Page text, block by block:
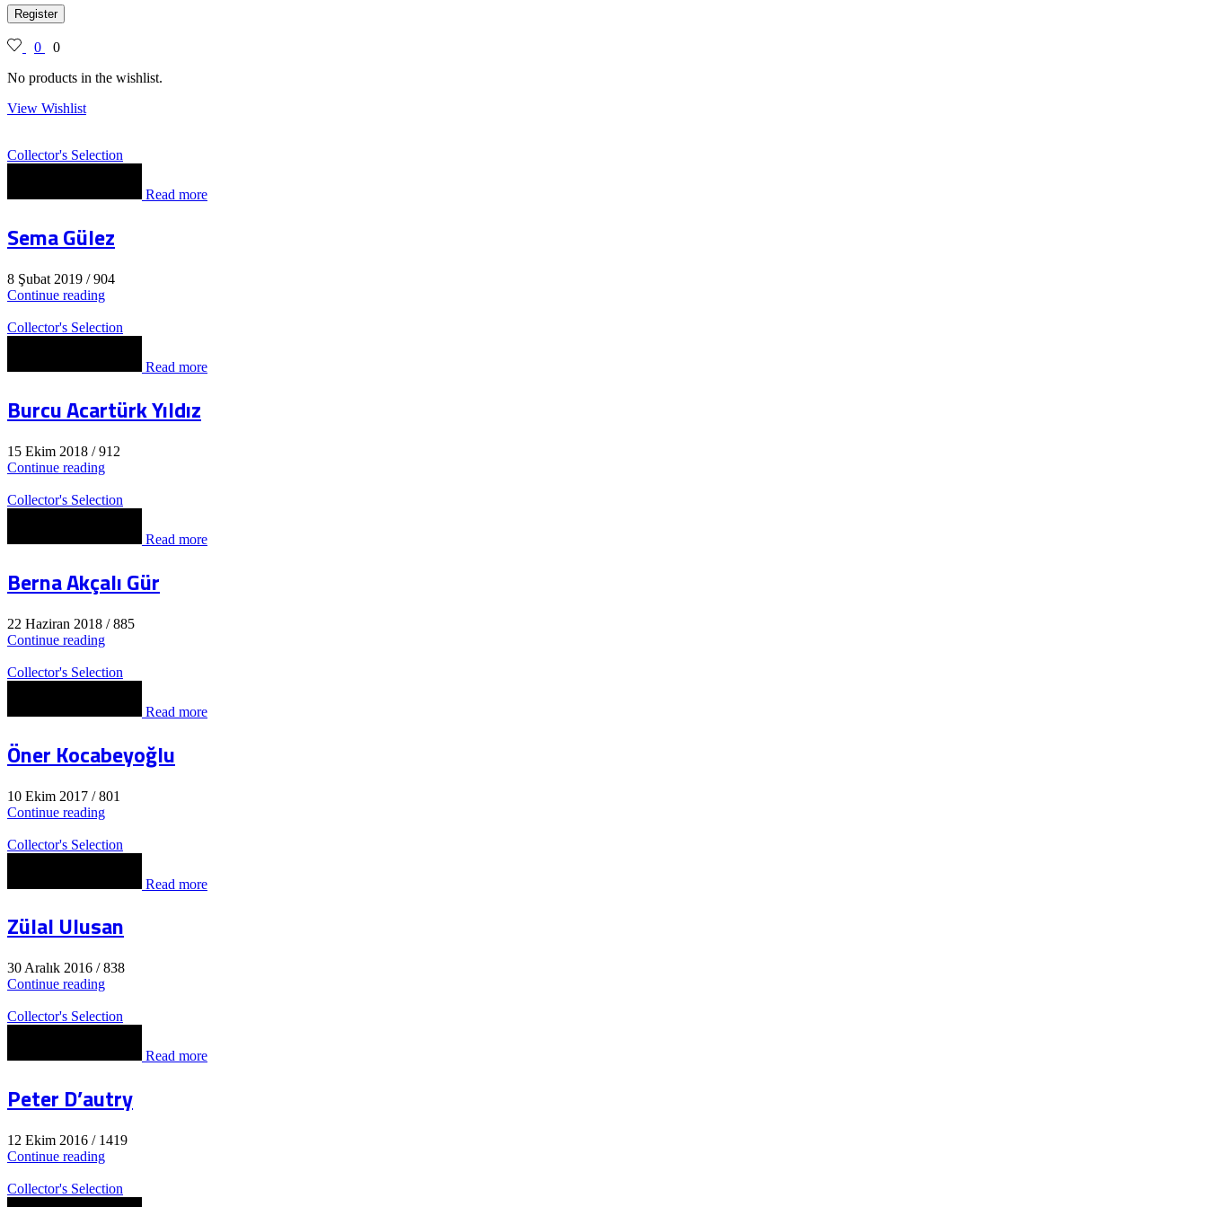
Register
0
0
No products in the wishlist.
View Wishlist
Collector's Selection
Read more
Sema Gülez
8 Şubat 2019 / 904
Continue reading
Collector's Selection
Read more
Burcu Acartürk Yıldız
15 Ekim 2018 / 912
Continue reading
Collector's Selection
Read more
Berna Akçalı Gür
22 Haziran 2018 / 885
Continue reading
Collector's Selection
Read more
Öner Kocabeyoğlu
10 Ekim 2017 / 801
Continue reading
Collector's Selection
Read more
Zülal Ulusan
30 Aralık 2016 / 838
Continue reading
Collector's Selection
Read more
Peter D’autry
12 Ekim 2016 / 1419
Continue reading
Collector's Selection